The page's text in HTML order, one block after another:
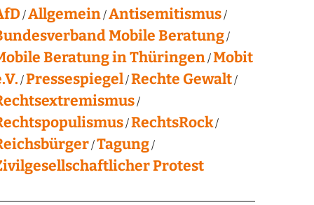
Allgemein Antisemitismus
Mobile Beratung
Beratung in Thüringen Mobit
Pressespiegel Rechte Gewalt
RechtsRock
Tagung
Protest